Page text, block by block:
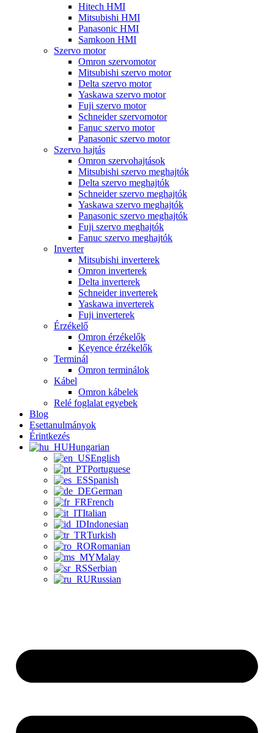
Hitech HMI
Mitsubishi HMI
Panasonic HMI
Samkoon HMI
Szervo motor
Omron szervomotor
Mitsubishi szervo motor
Delta szervo motor
Yaskawa szervo motor
Fuji szervo motor
Schneider szervomotor
Fanuc szervo motor
Panasonic szervo motor
Szervo hajtás
Omron szervohajtások
Mitsubishi szervo meghajtók
Delta szervo meghajtók
Schneider szervo meghajtók
Yaskawa szervo meghajtók
Panasonic szervo meghajtók
Fuji szervo meghajtók
Fanuc szervo meghajtók
Inverter
Mitsubishi inverterek
Omron inverterek
Delta inverterek
Schneider inverterek
Yaskawa inverterek
Fuji inverterek
Érzékelő
Omron érzékelők
Keyence érzékelők
Terminál
Omron terminálok
Kábel
Omron kábelek
Relé foglalat egyebek
Blog
Esettanulmányok
Érintkezés
Hungarian
English
Portuguese
Spanish
German
French
Italian
Indonesian
Turkish
Romanian
Malay
Serbian
Russian